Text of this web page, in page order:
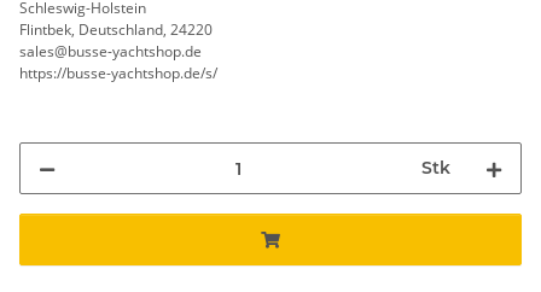
Schleswig-Holstein
Flintbek, Deutschland, 24220
sales@busse-yachtshop.de
https://busse-yachtshop.de/s/
Stk